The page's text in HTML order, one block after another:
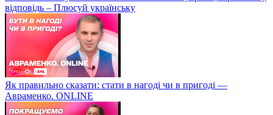
відповідь – Плюсуй українську
Як правильно сказати: стати в нагоді чи в пригоді —
Авраменко. ONLINE